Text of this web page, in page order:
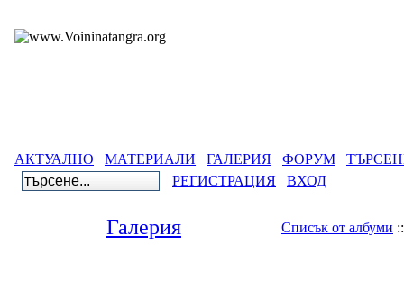
АКТУАЛНО МАТЕРИАЛИ ГАЛЕРИЯ ФОРУМ
РЕГИСТРАЦИЯ
ВХОД
Галерия Списък от албуми